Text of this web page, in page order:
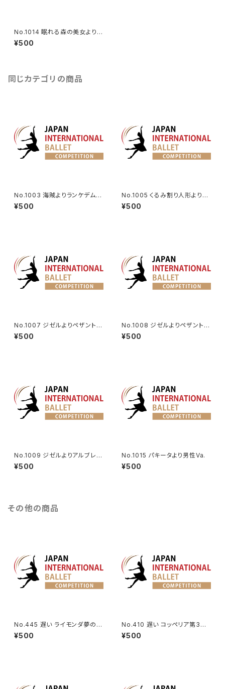
No.1014 眠れる森の美女よりデ
ジレ王子のVa.
¥500
同じカテゴリの商品
No.1003 海賊よりランケデムの
Va.
¥500
No.1005 くるみ割り人形より王
子のVa.
¥500
No.1007 ジゼルよりペザント男
性Va.
¥500
No.1008 ジゼルよりペザント男
性Va. Ver2
¥500
No.1009 ジゼルよりアルブレヒ
トのVa.
¥500
No.1015 パキータより男性Va.
¥500
その他の商品
No.445 遅い ライモンダ夢の場
より女性Va.
¥500
No.410 遅い コッペリア第3幕
よりスワニルダのVa.
¥500